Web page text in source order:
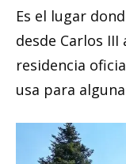
Es el lugar
desde Carlos III
residencia
usa para